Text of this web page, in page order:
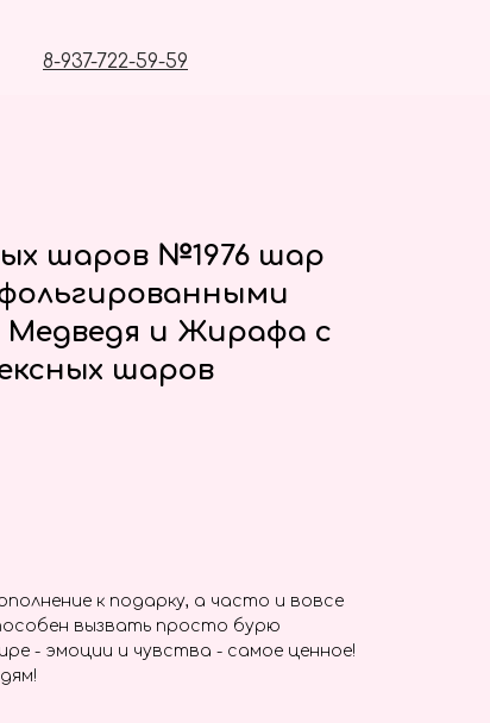
8-937-722-59-59
шаров №1976 шар
и Жирафа с
шаров
к подарку, а часто и вовсе
вызвать просто бурю
- эмоции и чувства - самое ценное!